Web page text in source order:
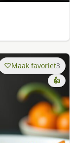
Maak favoriet3
👍